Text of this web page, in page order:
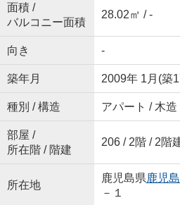
面積 /
バルコニー面積
28.02㎡ / -
向き -
築年月 2009年 1月(築
種別 / 構造 アパート / 木造
部屋 /
所在階 / 階建
206 / 2階 / 2階
所在地
鹿児島県鹿児
－１